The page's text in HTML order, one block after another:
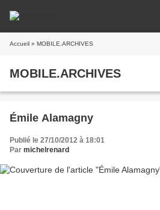
Accueil » MOBILE.ARCHIVES
MOBILE.ARCHIVES
Émile Alamagny
Publié le 27/10/2012 à 18:01
Par michelrenard